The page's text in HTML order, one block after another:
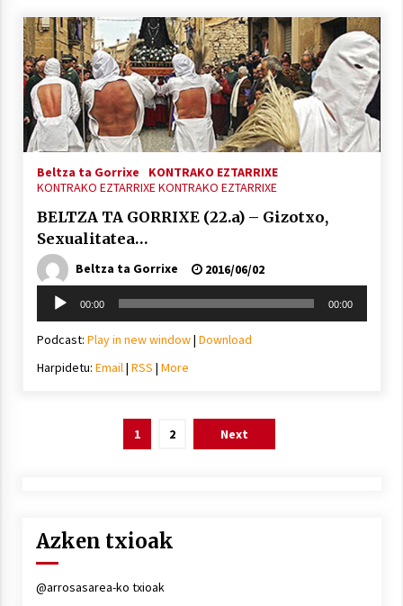
Beltza ta Gorrixe
KONTRAKO EZTARRIXE
KONTRAKO EZTARRIXEKONTRAKO EZTARRIXE
BELTZA TA GORRIXE (22.a) – Gizotxo,
Sexualitatea…
Beltza ta Gorrixe
2016/06/02
Soinu
erreproduzigailua
00:00 00:00
Podcast: Play in new window| Download
Harpidetu: Email| RSS | More
1 2 Next
Azken txioak
@arrosasarea-ko txioak